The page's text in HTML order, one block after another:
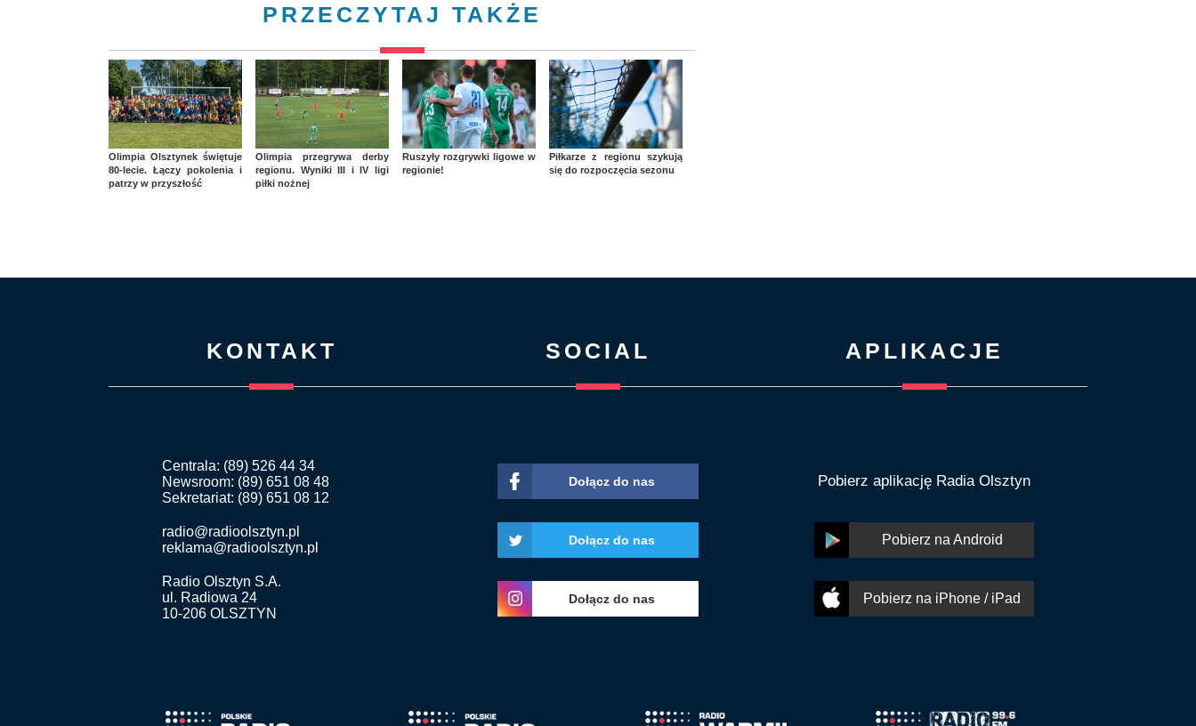
PRZECZYTAJ TAKŻE
Olimpia Olsztynek świętuje
80-lecie. Łączy pokolenia i
patrzy w przyszłość
Olimpia przegrywa derby
regionu. Wyniki III i IV ligi
piłki nożnej
Ruszyły rozgrywki ligowe w
regionie!
Piłkarze z regionu szykują
się do rozpoczęcia sezonu
KONTAKT
Centrala: (89) 526 44 34
Newsroom: (89) 651 08 48
Sekretariat: (89) 651 08 12
radio@radioolsztyn.pl
reklama@radioolsztyn.pl
Radio Olsztyn S.A.
ul. Radiowa 24
10-206 OLSZTYN
SOCIAL
Dołącz do nas
Dołącz do nas
Dołącz do nas
APLIKACJE
Pobierz aplikację Radia Olsztyn
Pobierz na Android
Pobierz na iPhone / iPad